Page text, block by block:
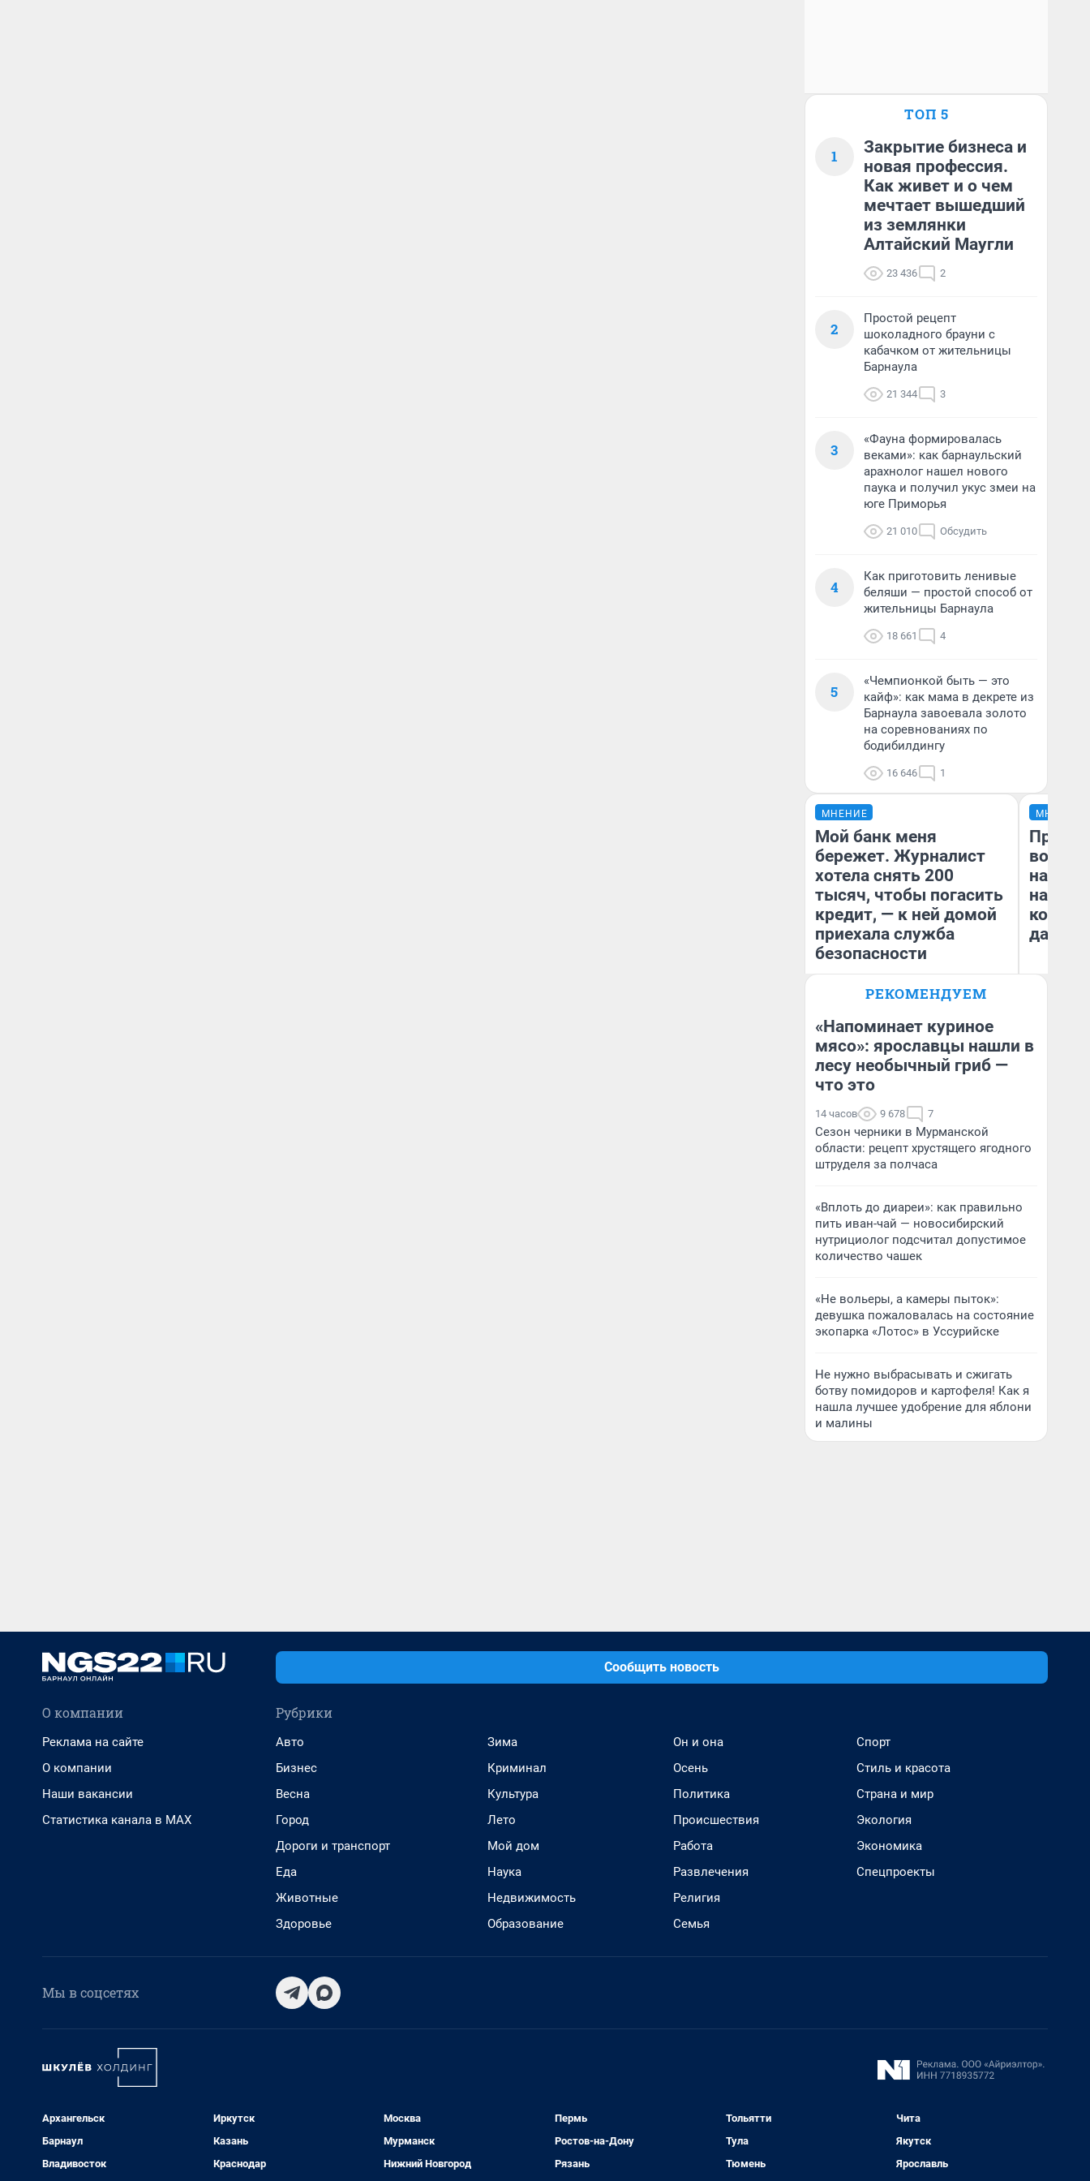
ТОП 5
1
Закрытие бизнеса и
новая профессия.
Как живет и о чем
мечтает вышедший
из землянки
Алтайский Маугли
23 436 2
2
Простой рецепт
шоколадного брауни с
кабачком от жительницы
Барнаула
21 344 3
3
«Фауна формировалась
веками»: как барнаульский
арахнолог нашел нового
паука и получил укус змеи на
юге Приморья
21 010 Обсудить
4
Как приготовить ленивые
беляши — простой способ от
жительницы Барнаула
18 661 4
5
«Чемпионкой быть — это
кайф»: как мама в декрете из
Барнаула завоевала золото
на соревнованиях по
бодибилдингу
16 646 1
МНЕНИЕ
Мой банк меня
бережет. Журналист
хотела снять 200
тысяч, чтобы погасить
кредит, — к ней домой
приехала служба
безопасности
Ксения Владимирская
МНЕНИЕ
нам
даже
РЕКОМЕНДУЕМ
«Напоминает куриное
мясо»: ярославцы нашли в
лесу необычный гриб —
что это
14 часов 9 678 7
Сезон черники в Мурманской
области: рецепт хрустящего ягодного
штруделя за полчаса
«Вплоть до диареи»: как правильно
пить иван-чай — новосибирский
нутрициолог подсчитал допустимое
количество чашек
«Не вольеры, а камеры пыток»:
девушка пожаловалась на состояние
экопарка «Лотос» в Уссурийске
Не нужно выбрасывать и сжигать
ботву помидоров и картофеля! Как я
нашла лучшее удобрение для яблони
и малины
Сообщить новость
О компании
Реклама на сайте
О компании
Наши вакансии
Статистика канала в MAX
Рубрики
Авто
Бизнес
Весна
Город
Дороги и транспорт
Еда
Животные
Здоровье
Зима
Криминал
Культура
Лето
Мой дом
Наука
Недвижимость
Образование
Он и она
Осень
Политика
Происшествия
Работа
Развлечения
Религия
Семья
Спорт
Стиль и красота
Страна и мир
Экология
Экономика
Спецпроекты
Мы в соцсетях
Архангельск
Барнаул
Владивосток
Иркутск
Казань
Краснодар
Москва
Мурманск
Нижний Новгород
Пермь
Ростов-на-Дону
Рязань
Тольятти
Тула
Тюмень
Чита
Якутск
Ярославль